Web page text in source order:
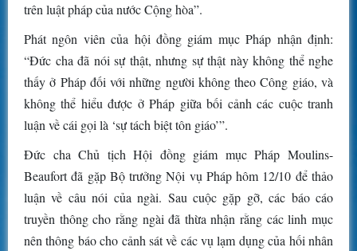
trên luật pháp của nước Cộng hòa”.
Phát ngôn viên của hội đồng giám mục Pháp nhận định:
“Đức cha đã nói sự thật, nhưng sự thật này không thể nghe
thấy ở Pháp đối với những người không theo Công giáo, và
không thể hiểu được ở Pháp giữa bối cảnh các cuộc tranh
luận về cái gọi là ‘sự tách biệt tôn giáo’”.
Đức cha Chủ tịch Hội đồng giám mục Pháp Moulins-
Beaufort đã gặp Bộ trưởng Nội vụ Pháp hôm 12/10 để thảo
luận về câu nói của ngài. Sau cuộc gặp gỡ, các báo cáo
truyền thông cho rằng ngài đã thừa nhận rằng các linh mục
nên thông báo cho cảnh sát về các vụ lạm dụng của hối nhân